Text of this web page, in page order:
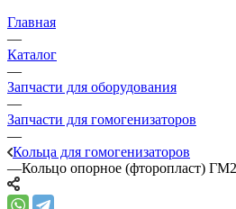
Главная
—
Каталог
—
Запчасти для оборудования
—
Запчасти для гомогенизаторов
—
Кольца для гомогенизаторов
—Кольцо опорное (фторопласт)